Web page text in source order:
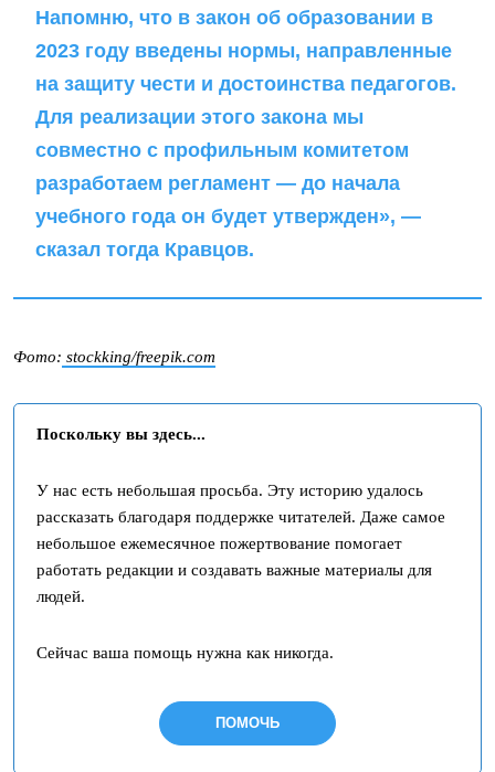
Напомню, что в закон об образовании в
2023 году введены нормы, направленные
на защиту чести и достоинства педагогов.
Для реализации этого закона мы
совместно с профильным комитетом
разработаем регламент — до начала
учебного года он будет утвержден», —
сказал тогда Кравцов.
Фото: stockking/freepik.com
Поскольку вы здесь...
У нас есть небольшая просьба. Эту историю удалось
рассказать благодаря поддержке читателей. Даже самое
небольшое ежемесячное пожертвование помогает
работать редакции и создавать важные материалы для
людей.
Сейчас ваша помощь нужна как никогда.
ПОМОЧЬ